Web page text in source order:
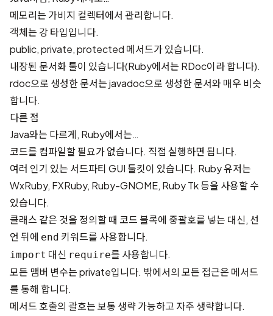
메모리는 가비지 컬렉터에서 관리합니다.
객체는 강 타입입니다.
public, private, protected 메서드가 있습니다.
내장된 문서화 툴이 있습니다(Ruby에서는 RDoc이라 합니다).
rdoc으로 생성한 문서는 javadoc으로 생성한 문서와 매우 비슷
합니다.
다른 점
Java와는 다르게, Ruby에서는…
코드를 컴파일할 필요가 없습니다. 직접 실행하면 됩니다.
여러 인기 있는 서드파티 GUI 툴킷이 있습니다. Ruby 유저는
WxRuby, FXRuby, Ruby-GNOME, Ruby Tk등을 사용할 수
있습니다.
클래스 같은 것을 정의할 때 코드 블록에 중괄호를 넣는 대신, 선
언 뒤에 end 키워드를 사용합니다.
import 대신 require를 사용합니다.
모든 맴버 변수는 private입니다. 밖에서의 모든 접근은 메서드
를 통해 합니다.
메서드 호출의 괄호는 보통 생략 가능하고 자주 생략합니다.